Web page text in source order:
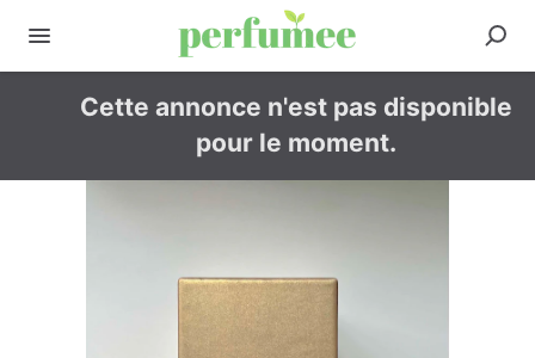
Cette annonce n'est pas disponible
pour le moment.